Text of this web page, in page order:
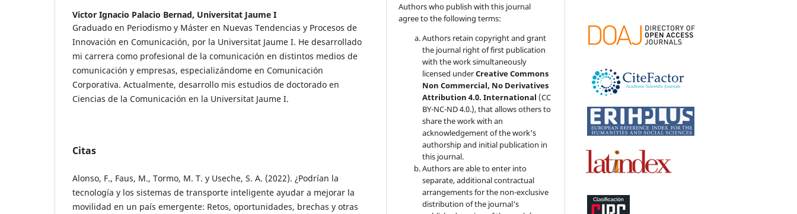
Victor Ignacio Palacio Bernad, Universitat Jaume I
Graduado en Periodismo y Máster en Nuevas Tendencias y Procesos de
Innovación en Comunicación, por la Universitat Jaume I. He desarrollado
mi carrera como profesional de la comunicación en distintos medios de
comunicación y empresas, especializándome en Comunicación
Corporativa. Actualmente, desarrollo mis estudios de doctorado en
Ciencias de la Comunicación en la Universitat Jaume I.
Citas
Alonso, F., Faus, M., Tormo, M. T. y Useche, S. A. (2022). ¿Podrían la
tecnología y los sistemas de transporte inteligente ayudar a mejorar la
movilidad en un país emergente: Retos, oportunidades, brechas y otras
Authors who publish with this journal
agree to the following terms:
Authors retain copyright and grant
the journal right of first publication
with the work simultaneously
licensed underCreative Commons
Non Commercial, No Derivatives
Attribution 4.0. International (CC
BY-NC-ND 4.0.), that allows others to
share the work with an
acknowledgement of the work's
authorship and initial publication in
this journal.
Authors are able to enter into
separate, additional contractual
arrangements for the non-exclusive
distribution of the journal's